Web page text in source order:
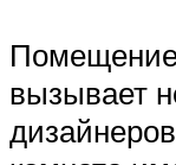
вызывает